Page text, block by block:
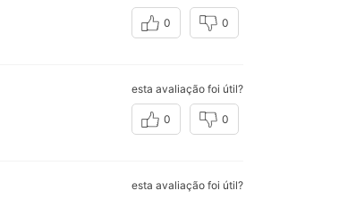
0 0
esta avaliação foi útil?
0 0
esta avaliação foi útil?